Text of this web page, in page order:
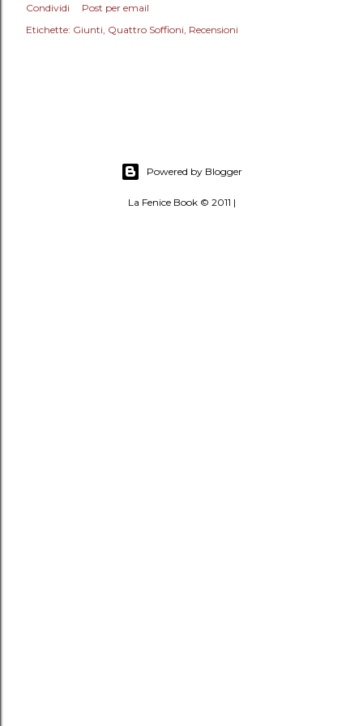
Condividi
Post per email
Etichette: Giunti Quattro Soffioni Recensioni
Powered by Blogger
La Fenice Book © 2011 |